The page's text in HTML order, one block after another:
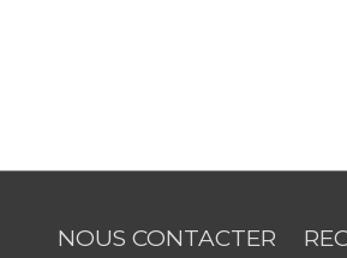
NOUS CONTACTER